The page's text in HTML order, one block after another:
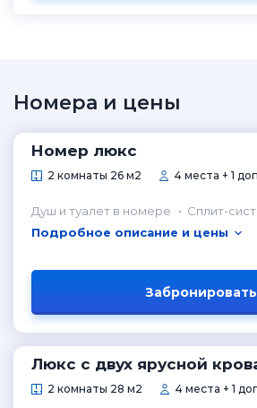
Номера и цены
Номер люкс
2 комнаты 26 м2 4 места + 1
Душ и туалет в номере Сплит-
Подробное описание и цены
Забронировать
Люкс с двух ярусной
2 комнаты 28 м2 4 места + 1